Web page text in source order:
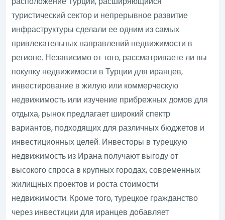
туристический сектор и непрерывное развитие
инфраструктуры сделали ее одним из самых
привлекательных направлений недвижимости в
регионе. Независимо от того, рассматриваете ли вы
покупку недвижимости в Турции для иранцев,
инвестирование в жилую или коммерческую
недвижимость или изучение прибрежных домов для
отдыха, рынок предлагает широкий спектр
вариантов, подходящих для различных бюджетов и
инвестиционных целей. Инвесторы в турецкую
недвижимость из Ирана получают выгоду от
высокого спроса в крупных городах, современных
жилищных проектов и роста стоимости
недвижимости. Кроме того, турецкое гражданство
через инвестиции для иранцев добавляет